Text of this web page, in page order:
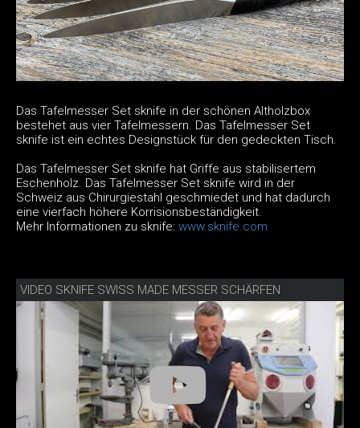
Das Tafelmesser Set sknife in der schönen Altholzbox
bestehet aus vier Tafelmessern. Das Tafelmesser Set
sknife ist ein echtes Designstück für den gedeckten Tisch.
Das Tafelmesser Set sknife hat Griffe aus stabilisertem
Eschenholz. Das Tafelmesser Set sknife wird in der
Schweiz aus Chirurgiestahl geschmiedet und hat dadurch
eine vierfach höhere Korrisionsbeständigkeit.
Mehr Informationen zu sknife: www.sknife.com
VIDEO SKNIFE SWISS MADE MESSER SCHÄRFEN